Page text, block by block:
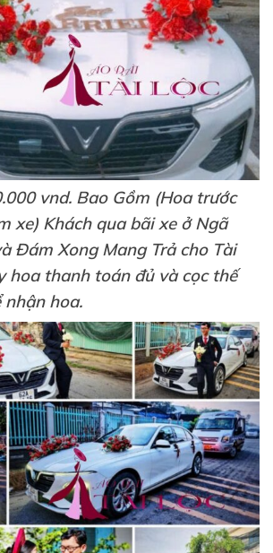
vnd. Bao Gồm (Hoa trước
xe) Khách qua bãi xe ở Ngã
Đám Xong Mang Trả cho Tài
hoa thanh toán đủ và cọc thế
nhận hoa.